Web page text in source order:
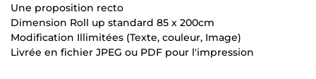
Une proposition recto
Dimension Roll up standard 85 x 200cm
Modification Illimitées (Texte, couleur, Image)
Livrée en fichier JPEG ou PDF pour l'impression